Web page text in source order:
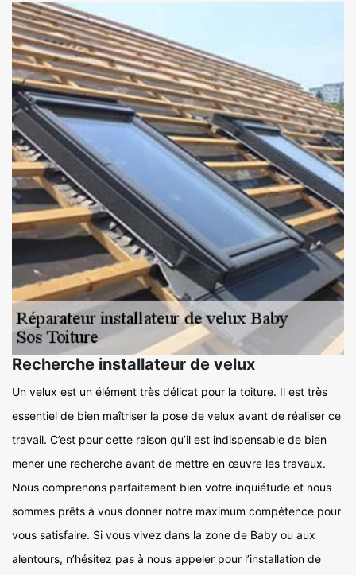
Recherche installateur de velux
Un velux est un élément très délicat pour la toiture. Il est très
essentiel de bien maîtriser la pose de velux avant de réaliser ce
travail. C’est pour cette raison qu’il est indispensable de bien
mener une recherche avant de mettre en œuvre les travaux.
Nous comprenons parfaitement bien votre inquiétude et nous
sommes prêts à vous donner notre maximum compétence pour
vous satisfaire. Si vous vivez dans la zone de Baby ou aux
alentours, n’hésitez pas à nous appeler pour l’installation de